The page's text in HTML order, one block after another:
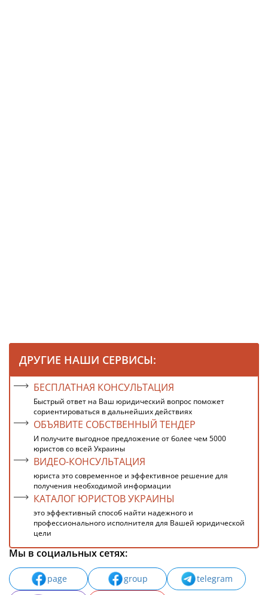
ДРУГИЕ НАШИ СЕРВИСЫ:
БЕСПЛАТНАЯ КОНСУЛЬТАЦИЯ
Быстрый ответ на Ваш юридический вопрос поможет
сориентироваться в дальнейших действиях
ОБЪЯВИТЕ СОБСТВЕННЫЙ ТЕНДЕР
И получите выгодное предложение от более чем 5000
юристов со всей Украины
ВИДЕО-КОНСУЛЬТАЦИЯ
юриста это современное и эффективное решение для
получения необходимой информации
КАТАЛОГ ЮРИСТОВ УКРАИНЫ
это эффективный способ найти надежного и
профессионального исполнителя для Вашей юридической
цели
Мы в социальных сетях:
page group
telegram